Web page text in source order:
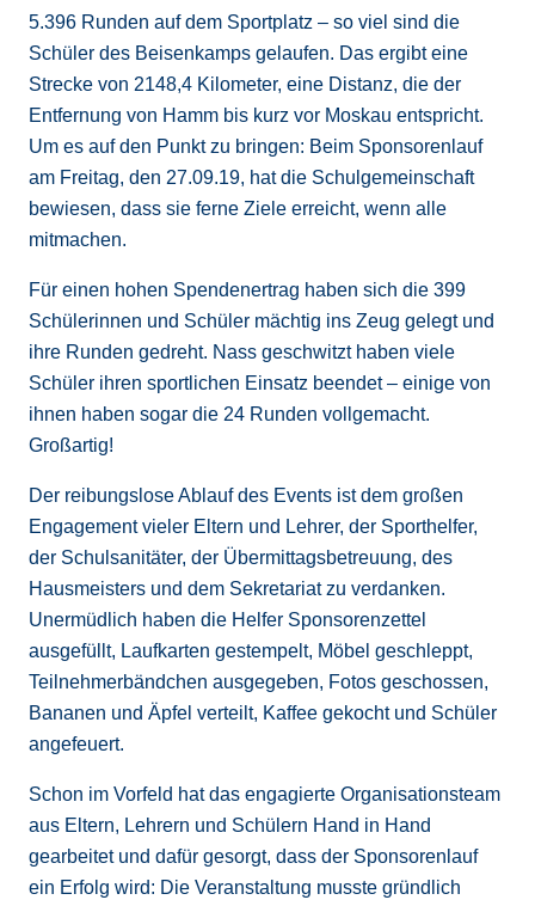
5.396 Runden auf dem Sportplatz – so viel sind die
Schüler des Beisenkamps gelaufen. Das ergibt eine
Strecke von 2148,4 Kilometer, eine Distanz, die der
Entfernung von Hamm bis kurz vor Moskau entspricht.
Um es auf den Punkt zu bringen: Beim Sponsorenlauf
am Freitag, den 27.09.19, hat die Schulgemeinschaft
bewiesen, dass sie ferne Ziele erreicht, wenn alle
mitmachen.
Für einen hohen Spendenertrag haben sich die 399
Schülerinnen und Schüler mächtig ins Zeug gelegt und
ihre Runden gedreht. Nass geschwitzt haben viele
Schüler ihren sportlichen Einsatz beendet – einige von
ihnen haben sogar die 24 Runden vollgemacht.
Großartig!
Der reibungslose Ablauf des Events ist dem großen
Engagement vieler Eltern und Lehrer, der Sporthelfer,
der Schulsanitäter, der Übermittagsbetreuung, des
Hausmeisters und dem Sekretariat zu verdanken.
Unermüdlich haben die Helfer Sponsorenzettel
ausgefüllt, Laufkarten gestempelt, Möbel geschleppt,
Teilnehmerbändchen ausgegeben, Fotos geschossen,
Bananen und Äpfel verteilt, Kaffee gekocht und Schüler
angefeuert.
Schon im Vorfeld hat das engagierte Organisationsteam
aus Eltern, Lehrern und Schülern Hand in Hand
gearbeitet und dafür gesorgt, dass der Sponsorenlauf
ein Erfolg wird: Die Veranstaltung musste gründlich